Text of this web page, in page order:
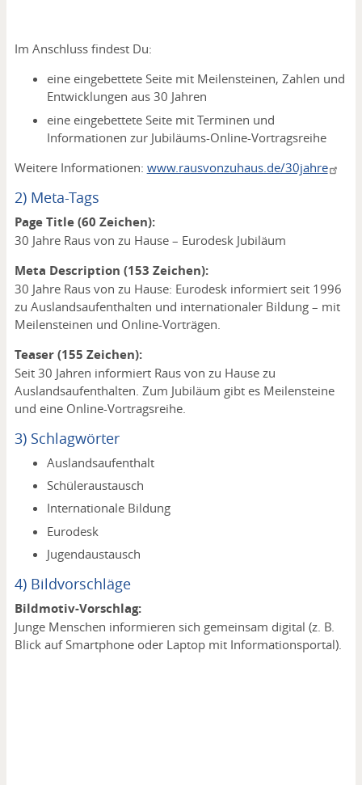
Im Anschluss findest Du:
eine eingebettete Seite mit Meilensteinen, Zahlen und
Entwicklungen aus 30 Jahren
eine eingebettete Seite mit Terminen und
Informationen zur Jubiläums-Online-Vortragsreihe
Weitere Informationen: www.rausvonzuhaus.de/30jahre
2) Meta-Tags
Page Title (60 Zeichen):
30 Jahre Raus von zu Hause – Eurodesk Jubiläum
Meta Description (153 Zeichen):
30 Jahre Raus von zu Hause: Eurodesk informiert seit 1996
zu Auslandsaufenthalten und internationaler Bildung – mit
Meilensteinen und Online-Vorträgen.
Teaser (155 Zeichen):
Seit 30 Jahren informiert Raus von zu Hause zu
Auslandsaufenthalten. Zum Jubiläum gibt es Meilensteine
und eine Online-Vortragsreihe.
3) Schlagwörter
Auslandsaufenthalt
Schüleraustausch
Internationale Bildung
Eurodesk
Jugendaustausch
4) Bildvorschläge
Bildmotiv-Vorschlag:
Junge Menschen informieren sich gemeinsam digital (z. B.
Blick auf Smartphone oder Laptop mit Informationsportal).